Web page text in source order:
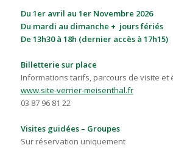
Du 1er avril au 1er Novembre 2026
Du mardi au dimanche + jours fériés
De 13h30 à 18h (dernier accès à 17h15)
Billetterie sur place
Informations tarifs, parcours de visite et
www.site-verrier-meisenthal.fr
03 87 96 81 22
Visites guidées – Groupes
Sur réservation uniquement